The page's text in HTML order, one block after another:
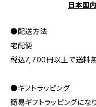
日本国
●配送方法
宅配便
税込7,700円以上で送料無
●ギフトラッピング
簡易ギフトラッピングにな